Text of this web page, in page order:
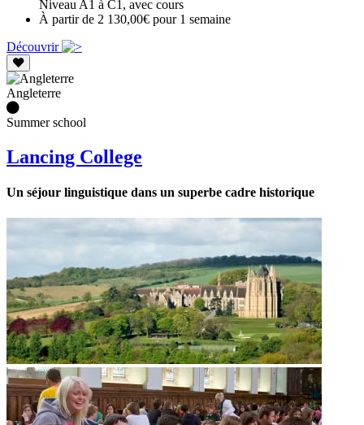
Niveau A1 à C1, avec cours
À partir de 2 130,00€ pour 1 semaine
Découvrir
Angleterre
Summer school
Lancing College
Un séjour linguistique dans un superbe cadre historique